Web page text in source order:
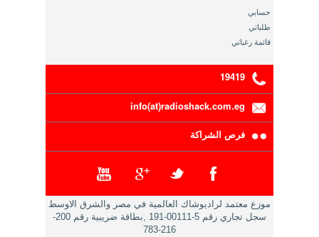
حسابي
طلباتي
قائمة رغباتي
19419
info(at)radioshack.com.eg
فرص الشراكة
موزع معتمد لراديوشاك العالمية في مصر والشرق الاوسط
سجل تجاري رقم 5-00111-191 ,بطاقة ضريبية رقم 200-
216-783